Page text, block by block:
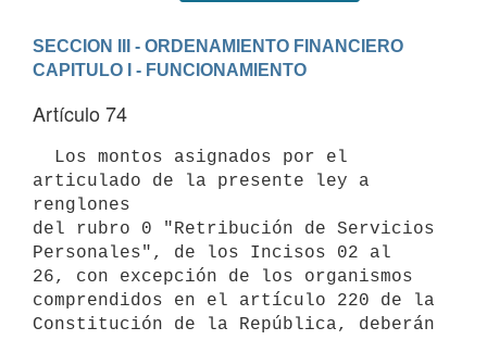
SECCION III - ORDENAMIENTO FINANCIERO
CAPITULO I - FUNCIONAMIENTO
Artículo 74
articulado de la presente ley a
renglones
del rubro 0 "Retribución de Servicios
Personales", de los Incisos 02 al
26, con excepción de los organismos
comprendidos en el artículo 220 de la
Constitución de la República, deberán